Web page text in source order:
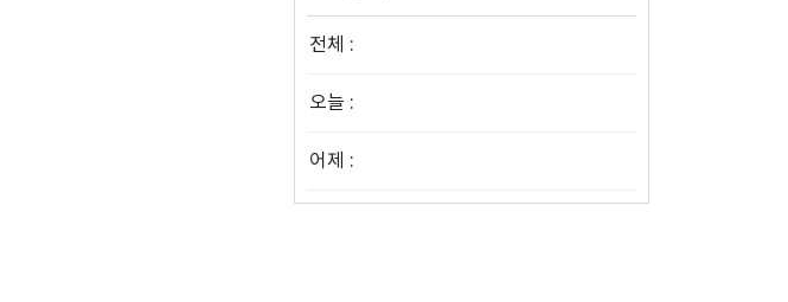
전체 :
오늘 :
어제 :